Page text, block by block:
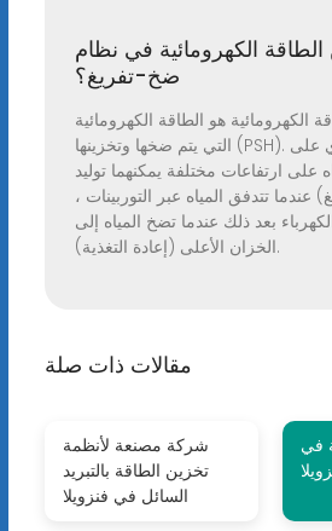
الكهرومائية في نظام
ضخ-تفريغ؟
الكهرومائية هو الطاقة الكهرومائية
التي يتم ضخها وتخزينها (PSH). إنه إعداد يحتوي على
على ارتفاعات مختلفة يمكنهما توليد
عندما تتدفق المياه عبر التوربينات ،
بعد ذلك عندما تضخ المياه إلى
الخزان الأعلى (إعادة التغذية).
مقالات ذات صلة
شركة مصنعة لأنظمة
تخزين الطاقة بالتبريد
السائل في فنزويلا
في